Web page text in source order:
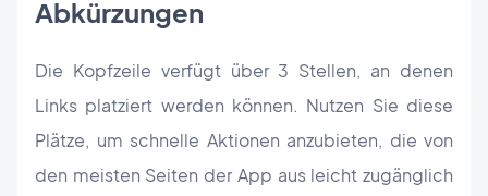
Abkürzungen
Die Kopfzeile verfügt über 3 Stellen, an denen
Links platziert werden können. Nutzen Sie diese
Plätze, um schnelle Aktionen anzubieten, die von
den meisten Seiten der App aus leicht zugänglich